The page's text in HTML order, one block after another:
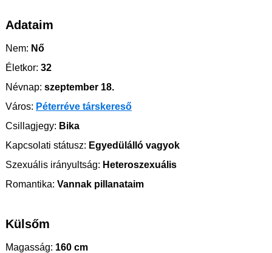
Adataim
Nem: Nő
Életkor: 32
Névnap: szeptember 18.
Város: Péterréve társkereső
Csillagjegy: Bika
Kapcsolati státusz: Egyedülálló vagyok
Szexuális irányultság: Heteroszexuális
Romantika: Vannak pillanataim
Külsőm
Magasság: 160 cm